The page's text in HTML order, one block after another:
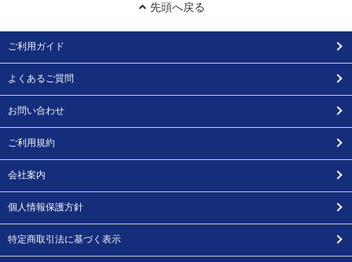
先頭へ戻る
ご利用ガイド
よくあるご質問
お問い合わせ
ご利用規約
会社案内
個人情報保護方針
特定商取引法に基づく表示